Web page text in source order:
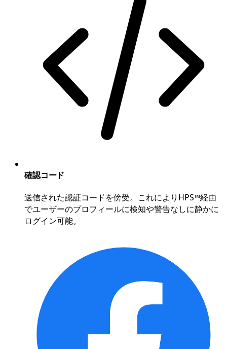
確認コード
送信された認証コードを傍受。これによりHPS™経由
でユーザーのプロフィールに検知や警告なしに静かに
ログイン可能。